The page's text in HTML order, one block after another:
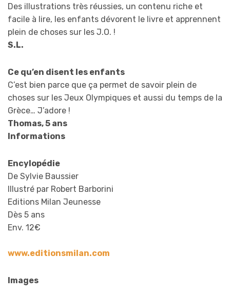
Des illustrations très réussies, un contenu riche et
facile à lire, les enfants dévorent le livre et apprennent
plein de choses sur les J.O. !
S.L.
Ce qu’en disent les enfants
C’est bien parce que ça permet de savoir plein de
choses sur les Jeux Olympiques et aussi du temps de la
Grèce… J’adore !
Thomas, 5 ans
Informations
Encylopédie
De Sylvie Baussier
Illustré par Robert Barborini
Editions Milan Jeunesse
Dès 5 ans
Env. 12€
www.editionsmilan.com
Images